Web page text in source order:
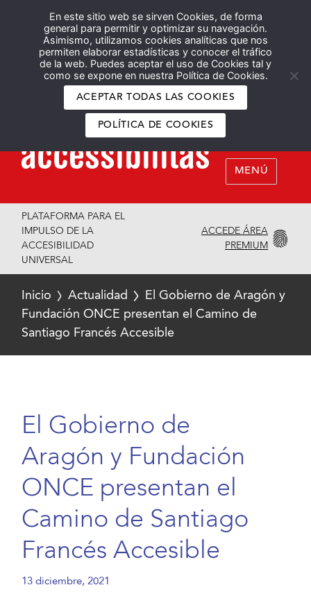
En este sitio web se sirven Cookies, de forma
general para permitir y optimizar su navegación.
Asimismo, utilizamos cookies analíticas que nos
permiten elaborar estadísticas y conocer el tráfico
de la web. Puedes aceptar el uso de Cookies tal y
como se expone en nuestra Política de Cookies.
ACEPTAR TODAS LAS COOKIES
POLÍTICA DE COOKIES
Español English
MENÚ
PLATAFORMA PARA EL
IMPULSO DE LA
ACCESIBILIDAD
UNIVERSAL
ACCEDE ÁREA
PREMIUM
Inicio Actualidad
El Gobierno de Aragón y
Fundación ONCE presentan el Camino de
Santiago Francés Accesible
El Gobierno de
Aragón y Fundación
ONCE presentan el
Camino de Santiago
Francés Accesible
13 diciembre, 2021